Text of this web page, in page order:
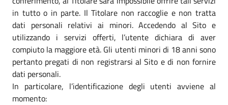
in tutto o in parte. Il Titolare non raccoglie e non tratta
dati personali relativi ai minori. Accedendo al Sito e
utilizzando i servizi offerti, l’utente dichiara di aver
compiuto la maggiore età. Gli utenti minori di 18 anni sono
pertanto pregati di non registrarsi al Sito e di non fornire
dati personali.
In particolare, l’identificazione degli utenti avviene al
momento: